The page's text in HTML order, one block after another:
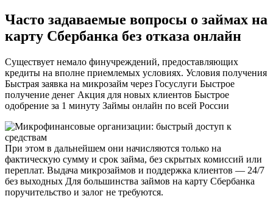
Часто задаваемые вопросы о займах на
карту Сбербанка без отказа онлайн
Существует немало финучреждений, предоставляющих
кредиты на вполне приемлемых условиях. Условия получения
Быстрая заявка на микрозайм через Госуслуги Быстрое
получение денег Акция для новых клиентов Быстрое
одобрение за 1 минуту Займы онлайн по всей России
При этом в дальнейшем они начисляются только на
фактическую сумму и срок займа, без скрытых комиссий или
переплат. Выдача микрозаймов и поддержка клиентов — 24/7
без выходных Для большинства займов на карту Сбербанка
поручительство и залог не требуются.